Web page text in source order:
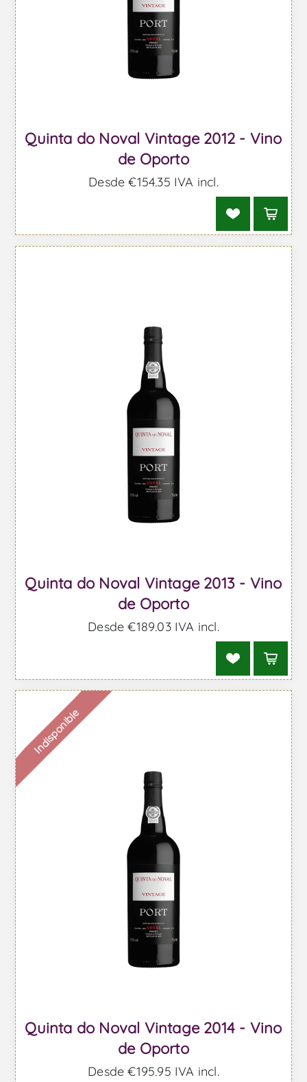
Quinta do Noval Vintage 2012 - Vino
de Oporto
Desde €154,35 IVA incl.
Quinta do Noval Vintage 2013 - Vino
de Oporto
Desde €189,03 IVA incl.
Indisponible
Quinta do Noval Vintage 2014 - Vino
de Oporto
Desde €195,95 IVA incl.